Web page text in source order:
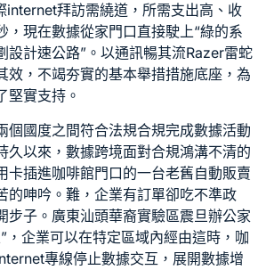
internet拜訪需繞道，所需支出高、收
，現在數據從家門口直接駛上“綠的系
設計速公路”。以通訊暢其流Razer雷蛇
效，不竭夯實的基本舉措措施底座，為
堅實支持。
個國度之間符合法規合規完成數據活動
久以來，數據跨境面對合規鴻溝不清的
卡插進咖啡館門口的一台老舊自動販賣
的呻吟。難，企業有訂單卻吃不準政
步子。廣東汕頭華裔實驗區震旦辦公家
，企業可以在特定區域內經由這時，咖
專線停止數據交互，展開數據增